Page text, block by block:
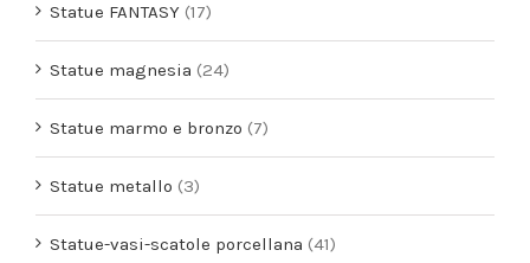
Statue FANTASY (17)
Statue magnesia (24)
Statue marmo e bronzo (7)
Statue metallo (3)
Statue-vasi-scatole porcellana (41)